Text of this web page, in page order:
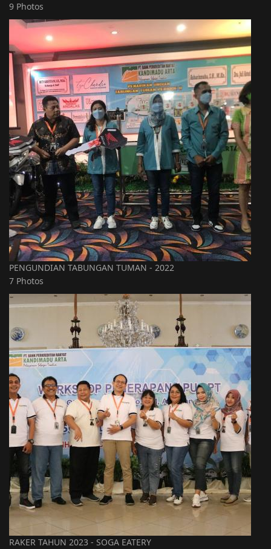
9 Photos
PENGUNDIAN TABUNGAN TUMAN - 2022
7 Photos
RAKER TAHUN 2023 - SOGA EATERY